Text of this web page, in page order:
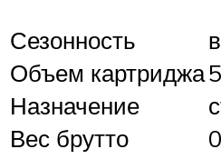
Сезонность
Объем картриджа
Назначение
Вес брутто